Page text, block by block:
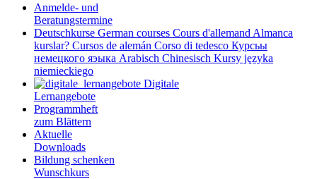
Anmelde- und
Beratungstermine
Deutschkurse German courses Cours d'allemand Almanca
kurslar? Cursos de alemán Corso di tedesco Курсьы
немецкого яэыка Arabisch Chinesisch Kursy języka
niemieckiego
Digitale
Lernangebote
Programmheft
zum Blättern
Aktuelle
Downloads
Bildung schenken
Wunschkurs